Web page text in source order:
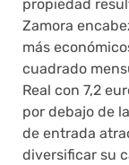
propiedad
Zamora
más
cuadrado
Real con 7,2
por debajo de
de entrada
diversificar su